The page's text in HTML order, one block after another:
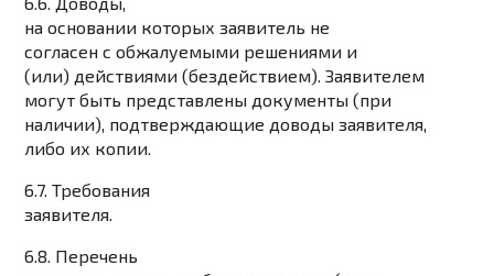
на основании которых заявитель не
согласен с обжалуемыми решениями и
(или) действиями (бездействием). Заявителем
могут быть представлены документы (при
наличии), подтверждающие доводы заявителя,
либо их копии.
6.7. Требования
заявителя.
6.8. Перечень